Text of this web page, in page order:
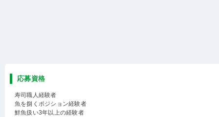
応募資格
寿司職人経験者
魚を捌くポジション経験者
鮮魚扱い3年以上の経験者